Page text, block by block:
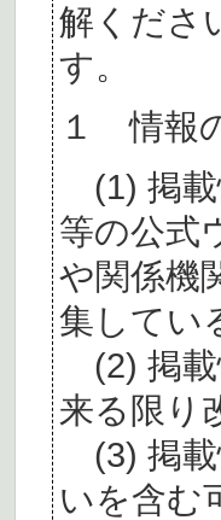
解くださ
す。
１ 情報
(1) 掲載
等の公式
や関係機
集してい
(2) 掲載
来る限り
(3) 掲載
いを含む